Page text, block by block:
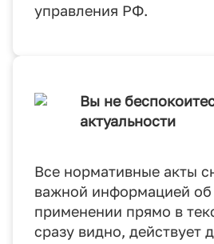
управления РФ.
Вы не
актуальности
Все нормативные акты
важной информацией об
применении прямо в
сразу видно, действует